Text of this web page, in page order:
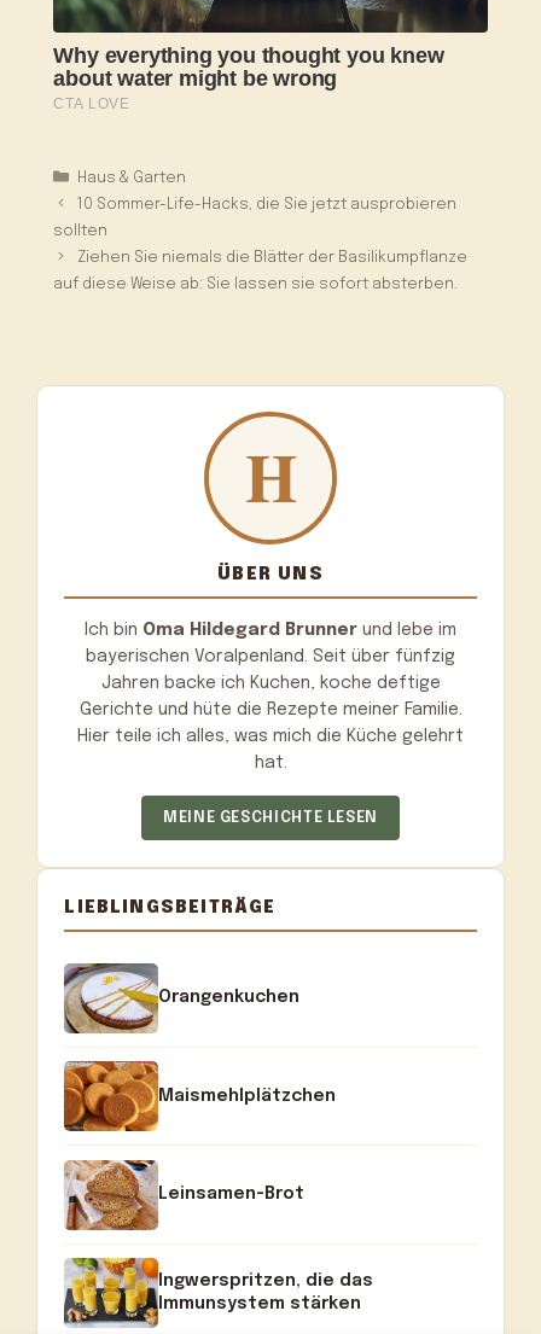
Kategorien
Haus & Garten
10 Sommer-Life-Hacks, die Sie jetzt ausprobieren
sollten
Ziehen Sie niemals die Blätter der Basilikumpflanze
auf diese Weise ab: Sie lassen sie sofort absterben.
ÜBER UNS
Ich bin Oma Hildegard Brunner und lebe im
bayerischen Voralpenland. Seit über fünfzig
Jahren backe ich Kuchen, koche deftige
Gerichte und hüte die Rezepte meiner Familie.
Hier teile ich alles, was mich die Küche gelehrt
hat.
MEINE GESCHICHTE LESEN
LIEBLINGSBEITRÄGE
Orangenkuchen
Maismehlplätzchen
Leinsamen-Brot
Ingwerspritzen, die das
Immunsystem stärken